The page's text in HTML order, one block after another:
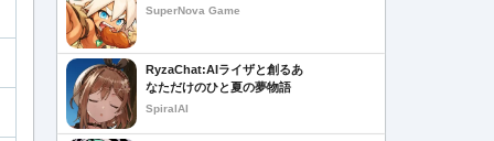
SuperNova Game
RyzaChat:AIライザと創るあ
なただけのひと夏の夢物語
SpiralAI